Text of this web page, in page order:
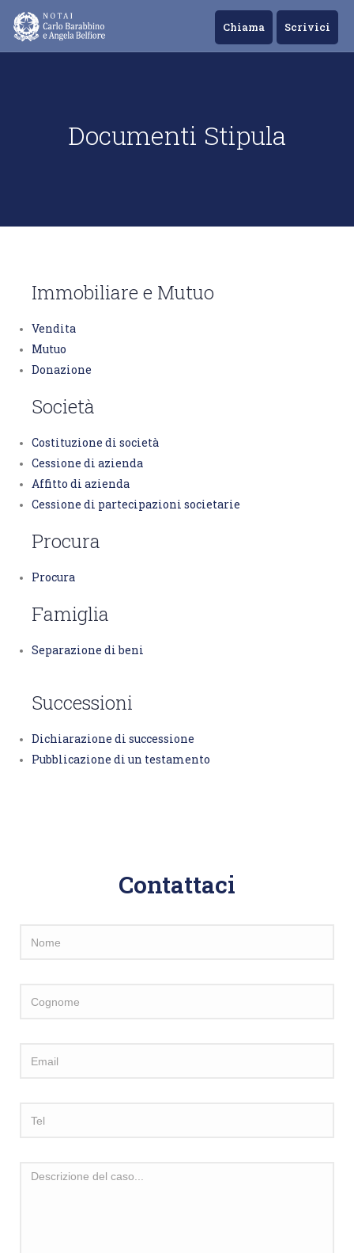
Chiama Scrivici
Documenti Stipula
Immobiliare e Mutuo
Vendita
Mutuo
Donazione
Società
Costituzione di società
Cessione di azienda
Affitto di azienda
Cessione di partecipazioni societarie
Procura
Procura
Famiglia
Separazione di beni
Successioni
Dichiarazione di successione
Pubblicazione di un testamento
Contattaci